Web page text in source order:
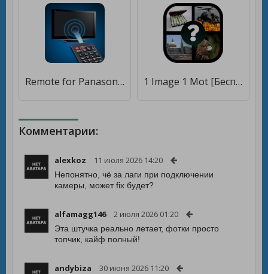
Remote for Panasonic TV [Полная версия] 1 Image 1 Mot [Бесплатные покупки]
Комментарии:
alexkoz 11 июля 2026 14:20
Непонятно, чё за лаги при подключении
камеры, может fix будет?
alfamagg146 2 июля 2026 01:20
Эта штучка реально летает, фотки просто
топчик, кайф полный!
andybiza 30 июня 2026 11:20